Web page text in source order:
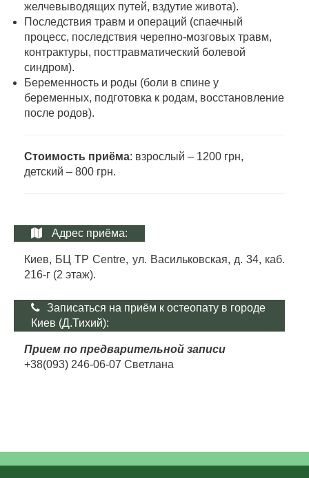
желчевыводящих путей, вздутие живота).
Последствия травм и операций (спаечный
процесс, последствия черепно-мозговых травм,
контрактуры, посттравматический болевой
синдром).
Беременность и роды (боли в спине у
беременных, подготовка к родам, восстановление
после родов).
Стоимость приёма: взрослый – 1200 грн,
детский – 800 грн.
Адрес приёма:
Киев, БЦ TP Centre, ул. Васильковская, д. 34, каб.
216-г (2 этаж).
Записаться на приём к остеопату в городе
Киев (Д.Тихий):
Прием по предварительной записи
+38(093) 246-06-07 Светлана